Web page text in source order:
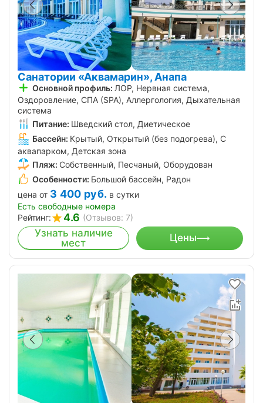
Санатории «Аквамарин», Анапа
Основной профиль: ЛОР, Нервная система,
Оздоровление, СПА (SPA), Аллергология, Дыхательная
система
Питание: Шведский стол, Диетическое
Бассейн: Крытый, Открытый (без подогрева), С
аквапарком, Детская зона
Пляж: Собственный, Песчаный, Оборудован
Особенности: Большой бассейн, Радон
цена от 3 400 руб. в сутки
Есть свободные номера
Рейтинг:
4.6 (Отзывов: 7)
Узнать наличие
мест
Цены